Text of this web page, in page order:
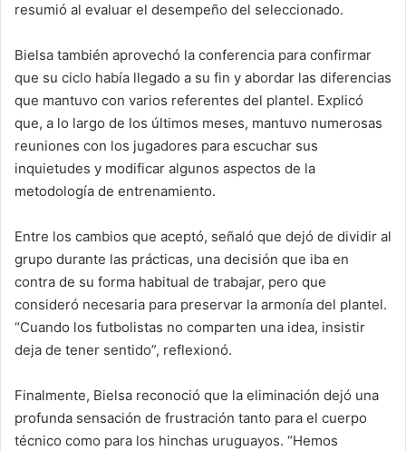
resumió al evaluar el desempeño del seleccionado.
Bielsa también aprovechó la conferencia para confirmar
que su ciclo había llegado a su fin y abordar las diferencias
que mantuvo con varios referentes del plantel. Explicó
que, a lo largo de los últimos meses, mantuvo numerosas
reuniones con los jugadores para escuchar sus
inquietudes y modificar algunos aspectos de la
metodología de entrenamiento.
Entre los cambios que aceptó, señaló que dejó de dividir al
grupo durante las prácticas, una decisión que iba en
contra de su forma habitual de trabajar, pero que
consideró necesaria para preservar la armonía del plantel.
“Cuando los futbolistas no comparten una idea, insistir
deja de tener sentido”, reflexionó.
Finalmente, Bielsa reconoció que la eliminación dejó una
profunda sensación de frustración tanto para el cuerpo
técnico como para los hinchas uruguayos. “Hemos